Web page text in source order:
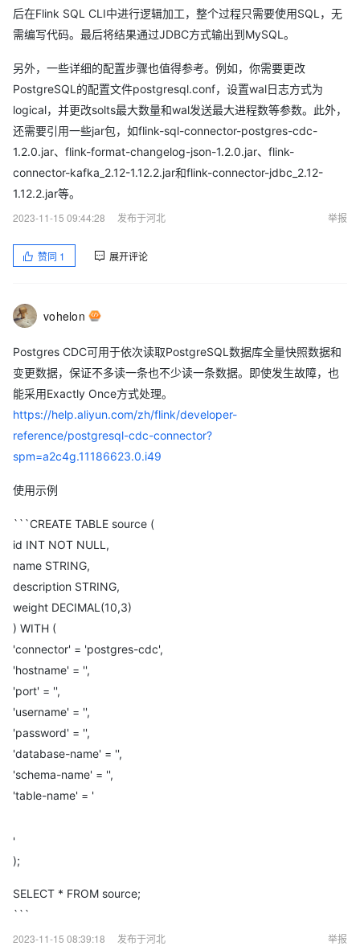
后在Flink SQL CLI中进行逻辑加工，整个过程只需要使用SQL，无
需编写代码。最后将结果通过JDBC方式输出到MySQL。
另外，一些详细的配置步骤也值得参考。例如，你需要更改
PostgreSQL的配置文件postgresql.conf，设置wal日志方式为
logical，并更改solts最大数量和wal发送最大进程数等参数。此外，
还需要引用一些jar包，如flink-sql-connector-postgres-cdc-
1.2.0.jar、flink-format-changelog-json-1.2.0.jar、flink-
connector-kafka_2.12-1.12.2.jar和flink-connector-jdbc_2.12-
1.12.2.jar等。
2023-11-15 09:44:28
发布于河北 举报
赞同 1 展开评论
vohelon
Postgres CDC可用于依次读取PostgreSQL数据库全量快照数据和
变更数据，保证不多读一条也不少读一条数据。即使发生故障，也
能采用Exactly Once方式处理。
https://help.aliyun.com/zh/flink/developer-
reference/postgresql-cdc-connector?
spm=a2c4g.11186623.0.i49
使用示例
```CREATE TABLE source (
id INT NOT NULL,
name STRING,
description STRING,
weight DECIMAL(10,3)
) WITH (
'connector' = 'postgres-cdc',
'hostname' = '',
'port' = '',
'username' = '',
'password' = '',
'database-name' = '',
'schema-name' = '',
'table-name' = '
'
);
SELECT * FROM source;
```
2023-11-15 08:39:18
发布于河北 举报